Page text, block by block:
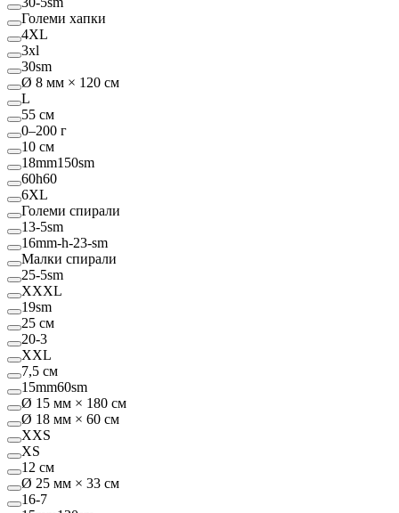
Големи хапки
4XL
3xl
30sm
Ø 8 мм × 120 см
L
55 см
0–200 г
10 см
18mm150sm
60h60
6XL
Големи спирали
13-5sm
16mm-h-23-sm
Малки спирали
25-5sm
XXXL
19sm
25 см
20-3
XXL
7,5 см
15mm60sm
Ø 15 мм × 180 см
Ø 18 мм × 60 см
XXS
XS
12 см
Ø 25 мм × 33 см
16-7